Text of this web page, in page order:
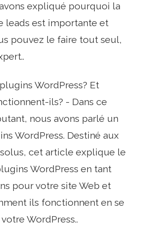
expliqué pourquoi la
leads est importante et
pouvez le faire tout seul,
WordPress? Et
ils? - Dans ce
nous avons parlé un
WordPress. Destiné aux
cet article explique le
WordPress en tant
pour votre site Web et
ils fonctionnent en se
WordPress..